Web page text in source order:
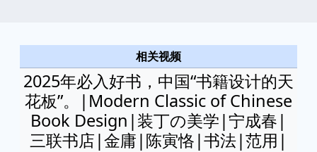
相关视频
2025年必入好书，中国“书籍设计的天
花板”。|Modern Classic of Chinese
Book Design|装丁の美学|宁成春|
三联书店|金庸|陈寅恪|书法|范用|